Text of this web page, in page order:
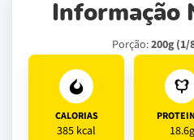
Informação
Porção:200g
CALORIAS
385 kcal 18.6g